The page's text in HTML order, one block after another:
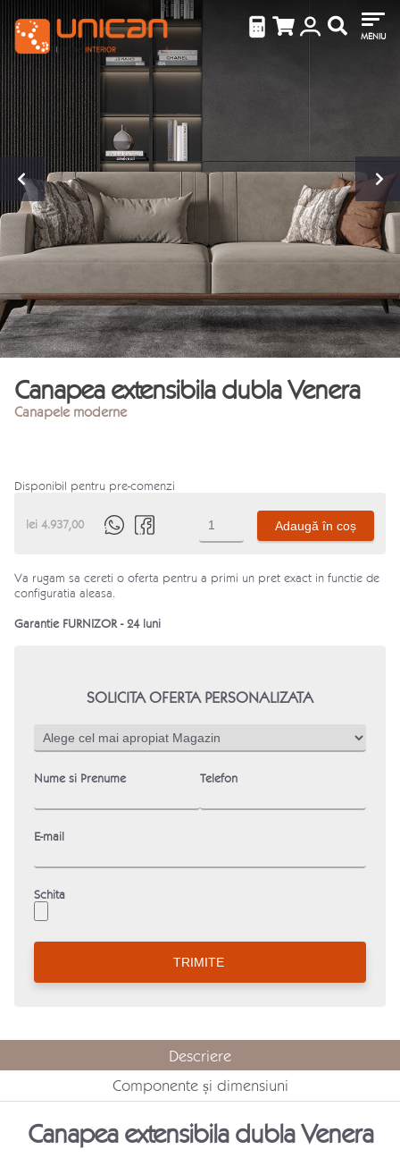
MENIU
Canapea extensibila dubla Venera
Canapele moderne
Disponibil pentru pre-comenzi
lei 4.937,00
Canapea
extensibila
Venera
Adaugă în coș
Va rugam sa cereti o oferta pentru a primi un pret exact in functie de
configuratia aleasa.
Garantie FURNIZOR - 24 luni
SOLICITA OFERTA PERSONALIZATA
Nume si Prenume Telefon
E-mail
Schita
Descriere
Componente și dimensiuni
Canapea extensibila dubla Venera